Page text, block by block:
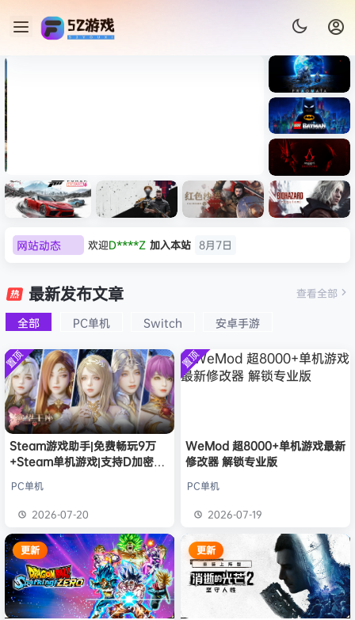
Light ）免安装中文版
《识质存
在/PRAG
MATA》
免安装中
文版
《乐高蝙
蝠侠：黑
暗骑士之
Dark
Creed
拟机
速：地平
线
6（Forza
Horizon
6）免安装
中文版
心/Atomi
c
Heart》
文版
n Desert
HYPERVI
SOR）免
安装中文
版
9：安魂
Requiem
）免安装
中文版
网站动态 欢迎D****Z 加入本站 8月7日
e******i
欢迎Q*H
欢迎e******i 加入本站
8月6日
欢迎普洱 加入本站 8月6日
欢迎0**3 加入本站
8月6日
欢迎c***s 加入本站
欢迎V****y 加入本站
欢迎兔**** 加入本站 2小时前
欢迎q********6 加入本站
4小时前
64 点积分
10小时前
最新发布文章
全部 PC单机 Switch 安卓手游
查看全部
置顶
Steam游戏助手|免费畅玩9万
+Steam单机游戏|支持D加密以
PC单机
2026-07-20
置顶
WeMod 超8000+单机游戏最新
修改器 解锁专业版
PC单机
2026-07-19
更新 更新